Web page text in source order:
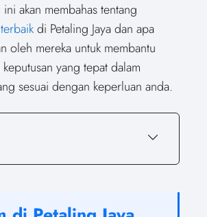
akan membahas tentang
di Petaling Jaya dan apa
oleh mereka untuk membantu
yang tepat dalam
sesuai dengan keperluan anda.